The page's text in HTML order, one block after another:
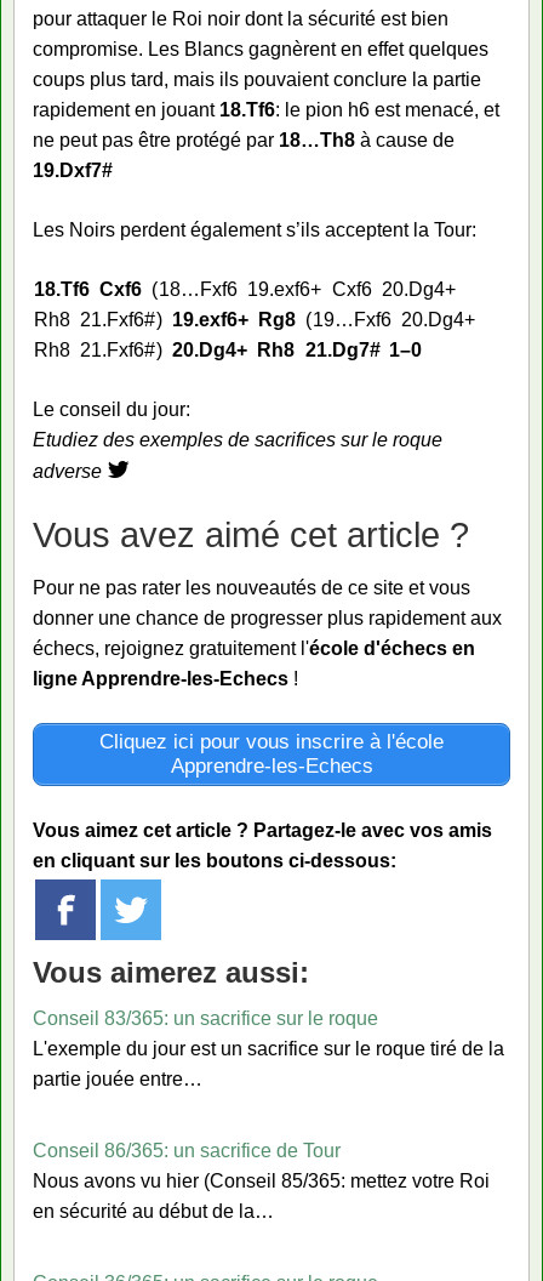
pour attaquer le Roi noir dont la sécurité est bien
compromise. Les Blancs gagnèrent en effet quelques
coups plus tard, mais ils pouvaient conclure la partie
rapidement en jouant 18.Tf6: le pion h6 est menacé, et
ne peut pas être protégé par 18…Th8 à cause de
19.Dxf7#
Les Noirs perdent également s’ils acceptent la Tour:
18.Tf6 Cxf6 18… Fxf6 19.exf6+ Cxf6 20.Dg4+
Rh8 21.Fxf6# 19.exf6+ Rg8 19… Fxf6 20.Dg4+
Rh8 21.Fxf6# 20.Dg4+ Rh8 21.Dg7# 1–0
Le conseil du jour:
Etudiez des exemples de sacrifices sur le roque
adverse
Vous avez aimé cet article ?
Pour ne pas rater les nouveautés de ce site et vous
donner une chance de progresser plus rapidement aux
échecs, rejoignez gratuitement l'école d'échecs en
ligne Apprendre-les-Echecs !
Cliquez ici pour vous inscrire à l'école
Apprendre-les-Echecs
Vous aimez cet article ? Partagez-le avec vos amis
en cliquant sur les boutons ci-dessous:
Vous aimerez aussi:
Conseil 83/365: un sacrifice sur le roque
L'exemple du jour est un sacrifice sur le roque tiré de la
partie jouée entre…
Conseil 86/365: un sacrifice de Tour
Nous avons vu hier (Conseil 85/365: mettez votre Roi
en sécurité au début de la…